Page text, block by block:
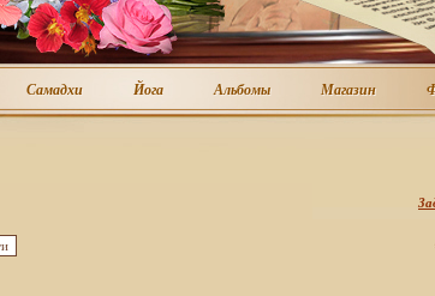
Самадхи
Самадхи Йога
Йога Альбомы
Альбомы Магазин
Магазин